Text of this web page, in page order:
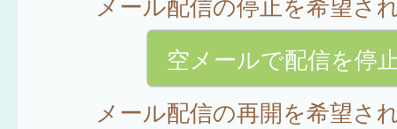
空メールで配信を停
メール配信の再開を希望さ